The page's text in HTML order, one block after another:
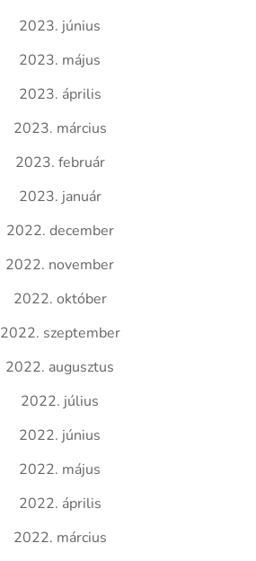
2023. június
2023. május
2023. április
2023. március
2023. február
2023. január
2022. december
2022. november
2022. október
2022. szeptember
2022. augusztus
2022. július
2022. június
2022. május
2022. április
2022. március